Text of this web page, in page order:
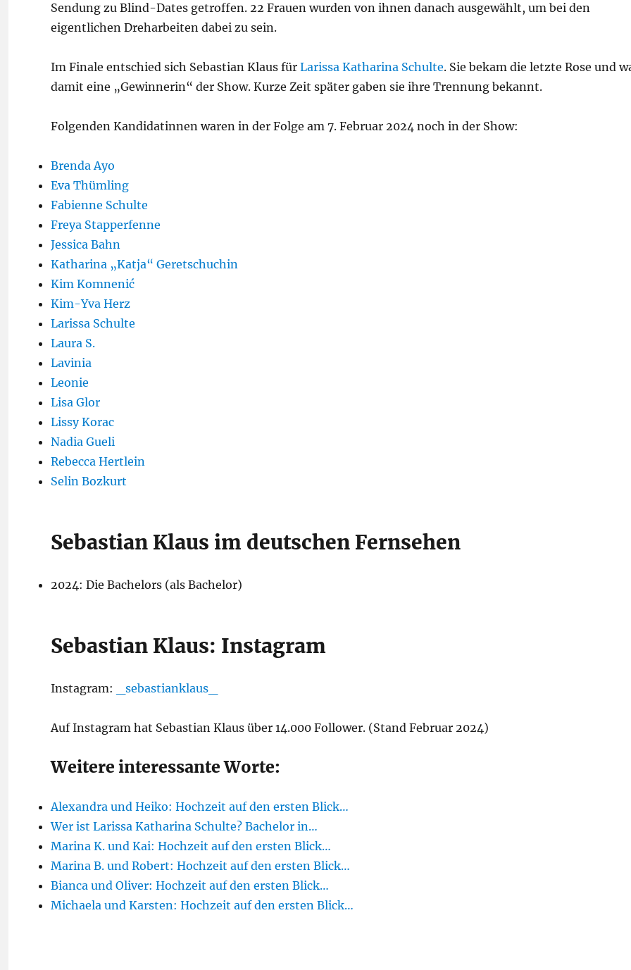
Sendung zu Blind-Dates getroffen. 22 Frauen wurden von ihnen danach ausgewählt, um bei den
eigentlichen Dreharbeiten dabei zu sein.
Im Finale entschied sich Sebastian Klaus für Larissa Katharina Schulte. Sie bekam die letzte Rose und
damit eine „Gewinnerin“ der Show. Kurze Zeit später gaben sie ihre Trennung bekannt.
Folgenden Kandidatinnen waren in der Folge am 7. Februar 2024 noch in der Show:
Brenda Ayo
Eva Thümling
Fabienne Schulte
Freya Stapperfenne
Jessica Bahn
Katharina „Katja“ Geretschuchin
Kim Komnenić
Kim-Yva Herz
Larissa Schulte
Laura S.
Lavinia
Leonie
Lisa Glor
Lissy Korac
Nadia Gueli
Rebecca Hertlein
Selin Bozkurt
Sebastian Klaus im deutschen Fernsehen
2024: Die Bachelors (als Bachelor)
Sebastian Klaus: Instagram
Instagram: _sebastianklaus_
Auf Instagram hat Sebastian Klaus über 14.000 Follower. (Stand Februar 2024)
Weitere interessante Worte:
Alexandra und Heiko: Hochzeit auf den ersten Blick…
Wer ist Larissa Katharina Schulte? Bachelor in…
Marina K. und Kai: Hochzeit auf den ersten Blick…
Marina B. und Robert: Hochzeit auf den ersten Blick…
Bianca und Oliver: Hochzeit auf den ersten Blick…
Michaela und Karsten: Hochzeit auf den ersten Blick…